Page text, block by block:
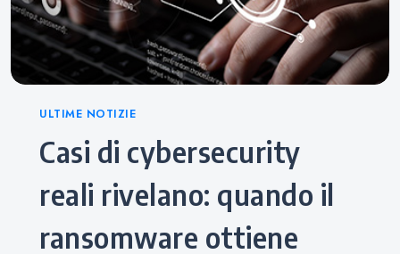
Categories
ULTIME NOTIZIE
Casi di cybersecurity
reali rivelano: quando il
ransomware ottiene